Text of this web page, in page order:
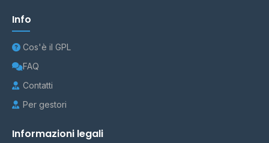
Info
Cos'è il GPL
FAQ
Contatti
Per gestori
Informazioni legali